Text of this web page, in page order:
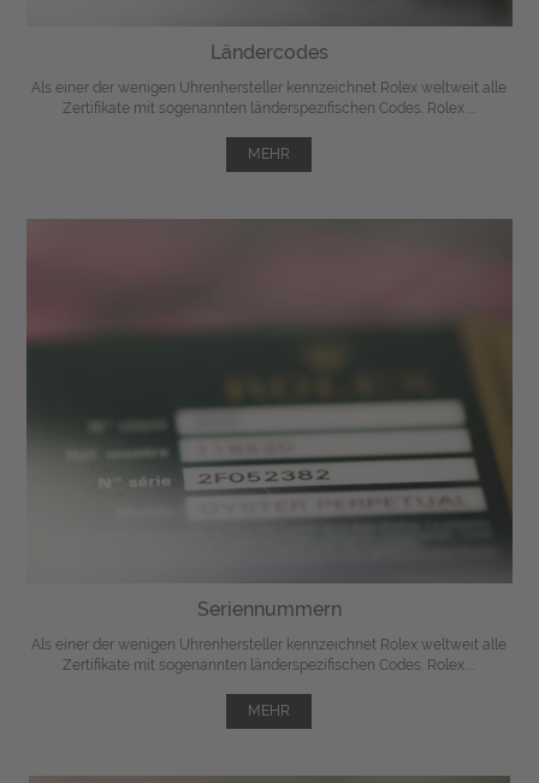
Ländercodes
Als einer der wenigen Uhrenhersteller kennzeichnet Rolex weltweit alle
Zertifikate mit sogenannten länderspezifischen Codes. Rolex ...
MEHR
Seriennummern
Als einer der wenigen Uhrenhersteller kennzeichnet Rolex weltweit alle
Zertifikate mit sogenannten länderspezifischen Codes. Rolex ...
MEHR